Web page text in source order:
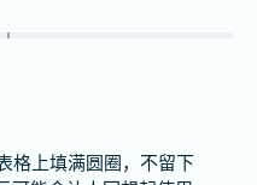
格上填满圆圈，不留下